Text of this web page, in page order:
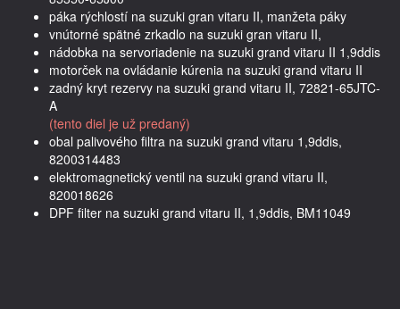
páka rýchlostí na suzuki gran vitaru II, manžeta páky
vnútorné spätné zrkadlo na suzuki gran vitaru II,
nádobka na servoriadenie na suzuki grand vitaru II 1,9ddis
motorček na ovládanie kúrenia na suzuki grand vitaru II
zadný kryt rezervy na suzuki grand vitaru II, 72821-65JTC-
A
(tento diel je už predaný)
obal palivového filtra na suzuki grand vitaru 1,9ddis,
8200314483
elektromagnetický ventil na suzuki grand vitaru II,
820018626
DPF filter na suzuki grand vitaru II, 1,9ddis, BM11049